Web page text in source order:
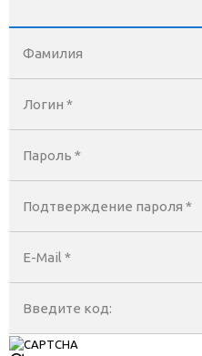
Фамилия
Логин *
Пароль *
Подтверждение пароля *
E-Mail *
Введите код: